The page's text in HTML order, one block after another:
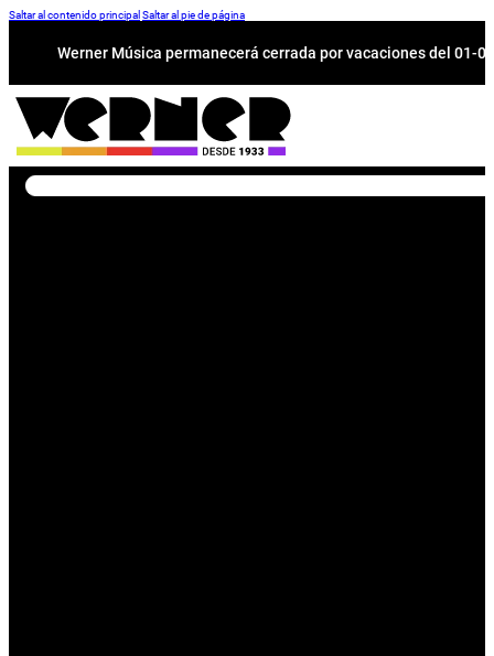
Saltar al contenido principal Saltar al pie de página
Werner Música permanecerá cerrada por vacaciones del 01-
Buscar